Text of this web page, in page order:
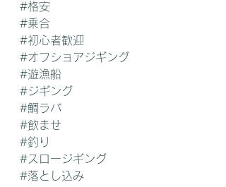
#格安
#乗合
#初心者歓迎
#オフショアジギング
#遊漁船
#ジギング
#鯛ラバ
#飲ませ
#釣り
#スロージギング
#落とし込み